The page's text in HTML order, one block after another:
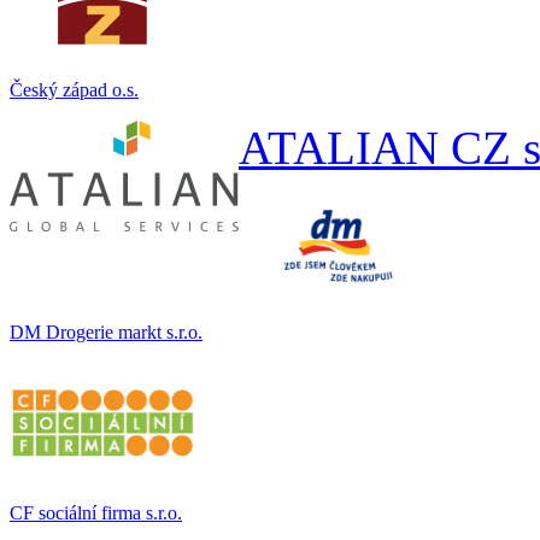
Český západ o.s.
ATALIAN CZ
DM Drogerie markt s.r.o.
CF sociální firma s.r.o.